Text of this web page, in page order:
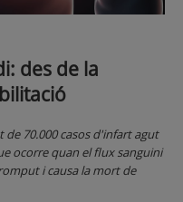
des de la
de 70.000 casos d'infart agut
ocorre quan el flux sanguini
i causa la mort de